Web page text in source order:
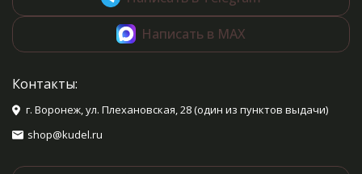
Написать в MAX
Контакты:
г. Воронеж, ул. Плехановская, 28 (один из пунктов выдачи)
shop@kudel.ru